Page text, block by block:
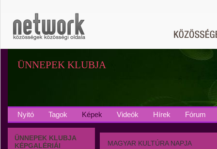
ÜNNEPEK KLUBJA
Nyitó Tagok Képek Videók Hírek Fórum
ÜNNEPEK KLUBJA
KÉPGALÉRIÁI
MAGYAR KULTÚRA NAPJA